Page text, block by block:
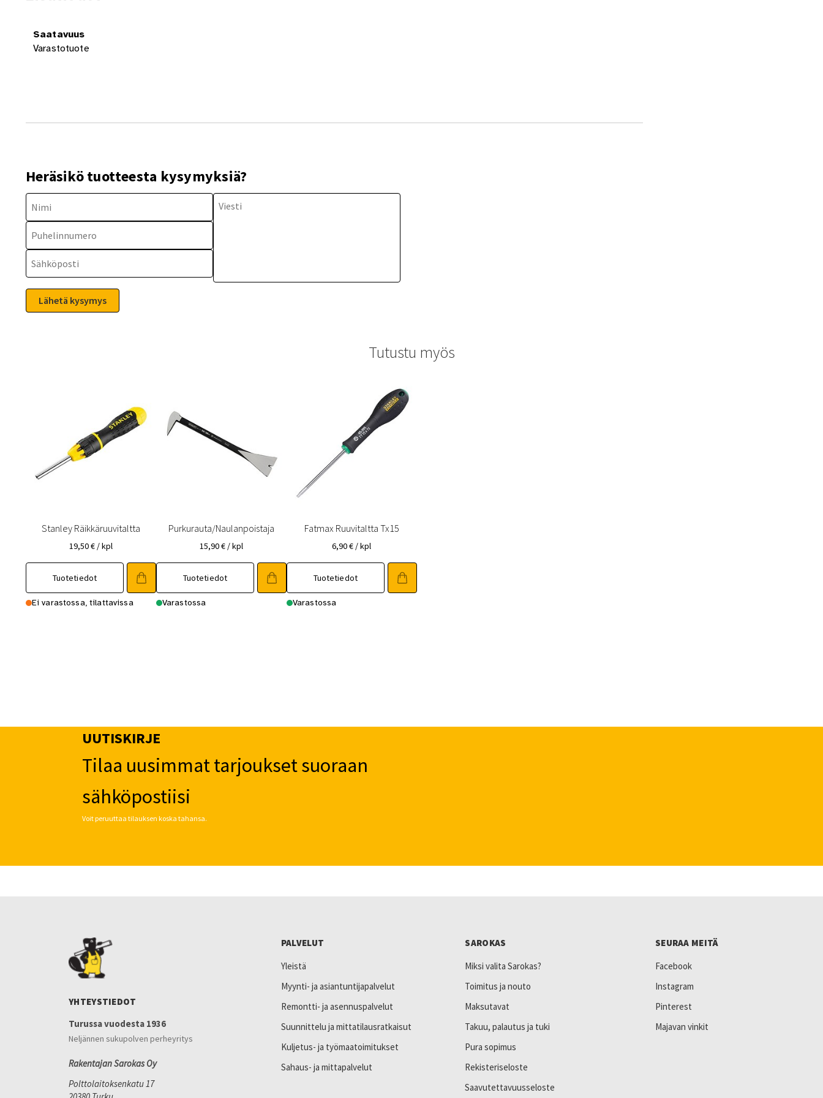
Saatavuus
Varastotuote
Heräsikö tuotteesta kysymyksiä?
Tutustu myös
Stanley Räikkäruuvitaltta
19,50€ / kpl
Tuotetiedot
Ei varastossa, tilattavissa
Purkurauta/Naulanpoistaja
15,90€ / kpl
Tuotetiedot
Varastossa
Fatmax Ruuvitaltta Tx15
6,90€ / kpl
Tuotetiedot
Varastossa
UUTISKIRJE
Tilaa uusimmat tarjoukset suoraan
sähköpostiisi
Voit peruuttaa tilauksen koska tahansa.
YHTEYSTIEDOT
Turussa vuodesta 1936
Neljännen sukupolven perheyritys
Rakentajan Sarokas Oy
Polttolaitoksenkatu 17
PALVELUT
Yleistä
Myynti- ja asiantuntijapalvelut
Remontti- ja asennuspalvelut
Suunnittelu ja mittatilausratkaisut
Kuljetus- ja työmaatoimitukset
Sahaus- ja mittapalvelut
SAROKAS
Miksi valita Sarokas?
Toimitus ja nouto
Maksutavat
Takuu, palautus ja tuki
Pura sopimus
Rekisteriseloste
Saavutettavuusseloste
SEURAA MEITÄ
Facebook
Instagram
Pinterest
Majavan vinkit